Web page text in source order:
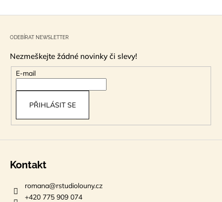
ODEBÍRAT NEWSLETTER
Nezmeškejte žádné novinky či slevy!
E-mail
PŘIHLÁSIT SE
Kontakt
romana@rstudiolouny.cz
+420 775 909 074